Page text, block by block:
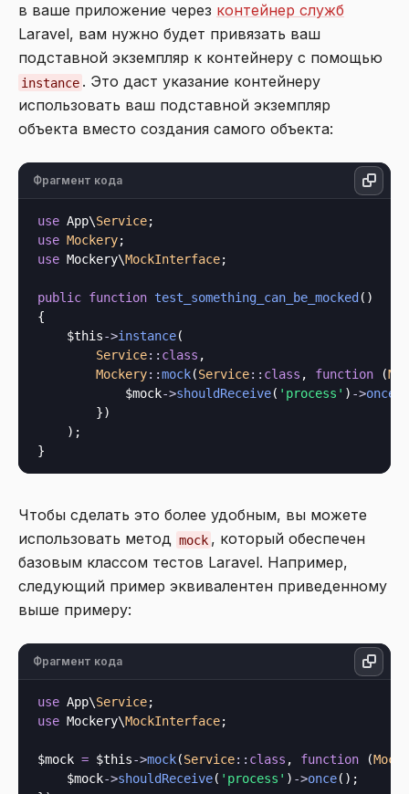
в ваше приложение через контейнер служб
Laravel, вам нужно будет привязать ваш
подставной экземпляр к контейнеру с помощью
instance . Это даст указание контейнеру
использовать ваш подставной экземпляр
объекта вместо создания самого объекта:
Фрагмент кода
use App\Service
use Mockery
use Mockery\MockInterface;
public function test_something_can_be_mocked ()
{
$this->instance(
Service:: class ,
Mockery::mock(Service:: class , function (
            $mock
->shouldReceive( 'process' ) ->once
        })
    );
Чтобы сделать это более удобным, вы можете
использовать метод mock , который обеспечен
базовым классом тестов Laravel. Например,
следующий пример эквивалентен приведенному
выше примеру:
Фрагмент кода
use App\Service
use Mockery\MockInterface;
$mock = $this->mock(Service:: class , function (
    $mock
->shouldReceive( 'process' ) ->once();